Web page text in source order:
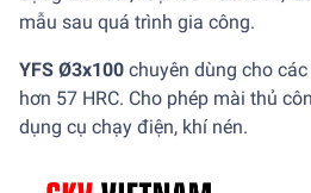
mẫu sau quá trình gia công.
YFS Ø3x100 chuyên dùng cho
hơn 57 HRC. Cho phép mài thủ
dụng cụ chạy điện, khí nén.